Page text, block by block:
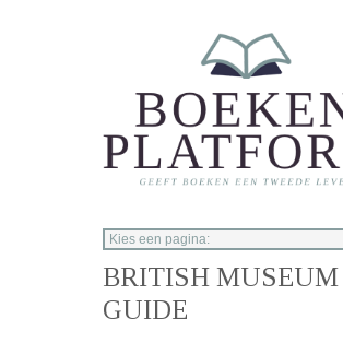
BRITISH MUSEUM
GUIDE